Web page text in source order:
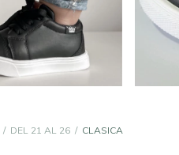
/ DEL 21 AL 26 / CLASICA